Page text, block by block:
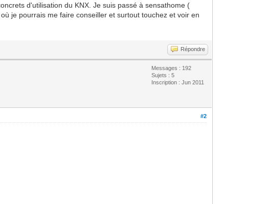
d'utilisation du KNX. Je suis passé à sensathome (
je pourrais me faire conseiller et surtout touchez et voir en
Répondre
Messages : 192
Sujets : 5
Inscription : Jun 2011
#2